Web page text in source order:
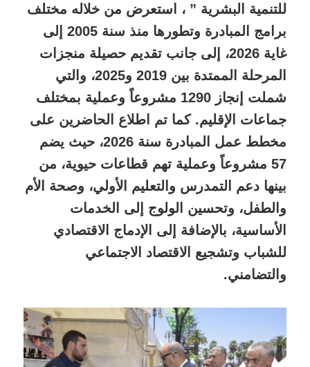
للتنمية البشرية ” ، استعرض من خلاله مختلف
برامج المبادرة وتطورها منذ سنة 2005 إلى
غاية 2026، إلى جانب تقديم حصيلة منجزات
المرحلة الممتدة بين 2019 و2025، والتي
شملت إنجاز 1290 مشروعاً وعملية بمختلف
جماعات الإقليم. كما تم اطلاع الحاضرين على
مخطط عمل المبادرة سنة 2026، حيث يضم
57 مشروعاً وعملية تهم قطاعات حيوية، من
بينها دعم التمدرس والتعليم الأولي، وصحة الأم
والطفل، وتحسين الولوج إلى الخدمات
الأساسية، بالإضافة إلى الإدماج الاقتصادي
للشباب وتشجيع الاقتصاد الاجتماعي
والتضامني.